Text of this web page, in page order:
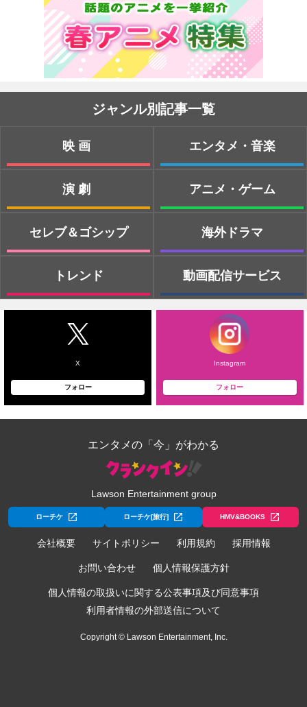
ジャンル別記事一覧
映画
演劇
セレブ＆ゴシップ
トレンド
エンタメ・音楽
アニメ・ゲーム
海外ドラマ
動画配信サービス
X
フォロー
Instagram
フォロー
エンタメの「今」がわかる
Lawson Entertainment group
ローチケ ローチケ[旅行] HMV&BOOKS
会社概要 サイトポリシー 利用規約 採用情報
お問い合わせ 個人情報保護方針
個人情報の取扱いに関する公表事項及び同意事項
利用者情報の外部送信について
Copyright © Lawson Entertainment, Inc.